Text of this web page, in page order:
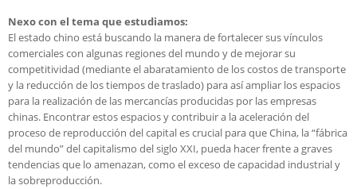
Nexo con el tema que estudiamos:
El estado chino está buscando la manera de fortalecer sus vínculos
comerciales con algunas regiones del mundo y de mejorar su
competitividad (mediante el abaratamiento de los costos de transporte
y la reducción de los tiempos de traslado) para así ampliar los espacios
para la realización de las mercancías producidas por las empresas
chinas. Encontrar estos espacios y contribuir a la aceleración del
proceso de reproducción del capital es crucial para que China, la “fábrica
del mundo” del capitalismo del siglo XXI, pueda hacer frente a graves
tendencias que lo amenazan, como el exceso de capacidad industrial y
la sobreproducción.